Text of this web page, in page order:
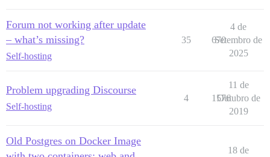
Forum not working after update
– what’s missing?
Self-hosting
35 670
4 de
Setembro de
2025
Problem upgrading Discourse
Self-hosting
4 1576
11 de
Outubro de
2019
Old Postgres on Docker Image
18 de